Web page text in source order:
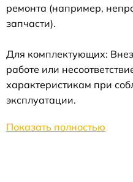
ремонта (например,
запчасти).
Для комплектующих:
работе или
характеристикам при
эксплуатации.
Показать полностью